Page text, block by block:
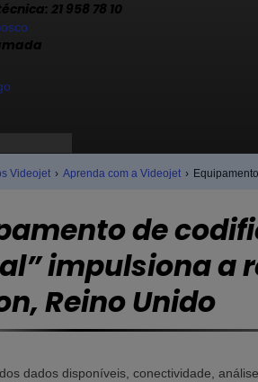
21 958 78 10
Videojet › Aprenda com a Videojet ›
de
impulsiona a
Reino Unido
dados disponíveis, conectividade,